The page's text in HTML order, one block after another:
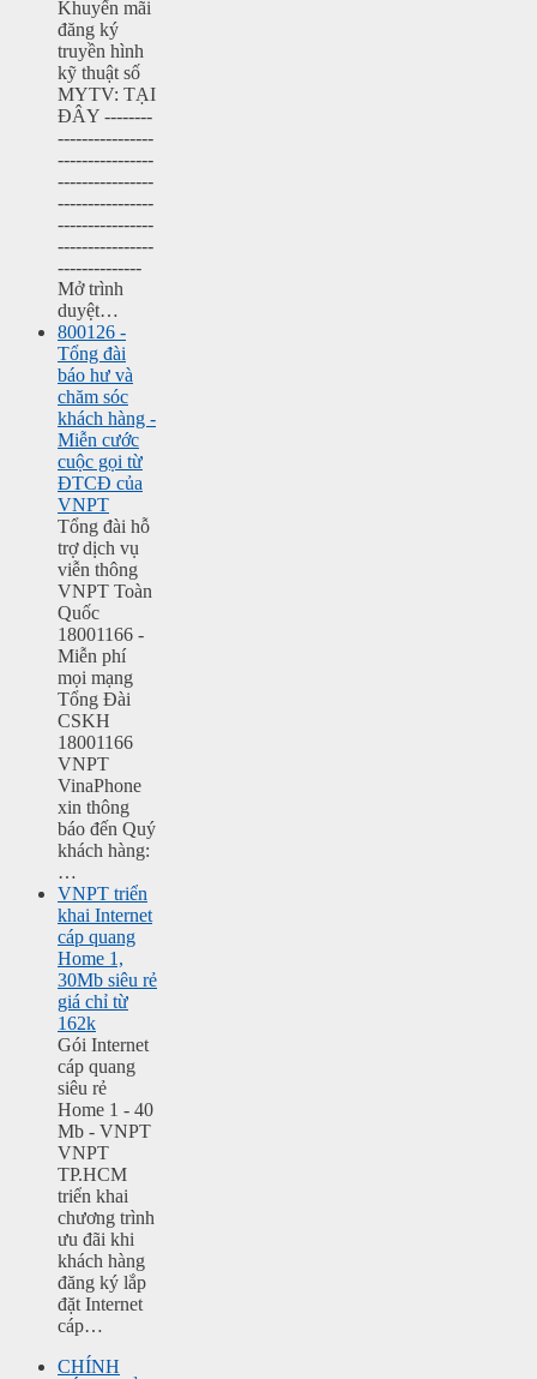
Khuyến mãi
đăng ký
truyền hình
kỹ thuật số
MYTV: TẠI
ĐÂY --------
----------------
----------------
----------------
----------------
----------------
----------------
--------------
Mở trình
duyệt…
800126 -
Tổng đài
báo hư và
chăm sóc
khách hàng -
Miễn cước
cuộc gọi từ
ĐTCĐ của
VNPT
Tổng đài hỗ
trợ dịch vụ
viễn thông
VNPT Toàn
Quốc
18001166 -
Miễn phí
mọi mạng
Tổng Đài
CSKH
18001166
VNPT
VinaPhone
xin thông
báo đến Quý
khách hàng:
…
VNPT triển
khai Internet
cáp quang
Home 1,
30Mb siêu rẻ
giá chỉ từ
162k
Gói Internet
cáp quang
siêu rẻ
Home 1 - 40
Mb - VNPT
VNPT
TP.HCM
triển khai
chương trình
ưu đãi khi
khách hàng
đăng ký lắp
đặt Internet
cáp…
CHÍNH